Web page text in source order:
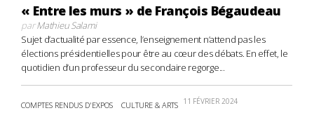
« Entre les murs » de François Bégaudeau
parMathieu Salami
Sujet d’actualité par essence, l’enseignement n’attend pas les
élections présidentielles pour être au cœur des débats. En effet, le
quotidien d’un professeur du secondaire regorge...
COMPTES RENDUS D'EXPOS CULTURE & ARTS 11 FÉVRIER 2024